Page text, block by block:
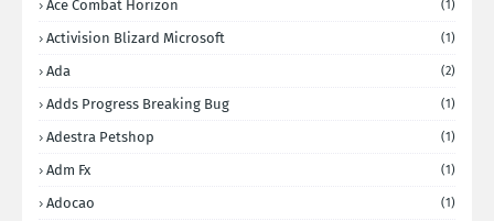
Ace Combat Horizon (1)
Activision Blizard Microsoft (1)
Ada (2)
Adds Progress Breaking Bug (1)
Adestra Petshop (1)
Adm Fx (1)
Adocao (1)